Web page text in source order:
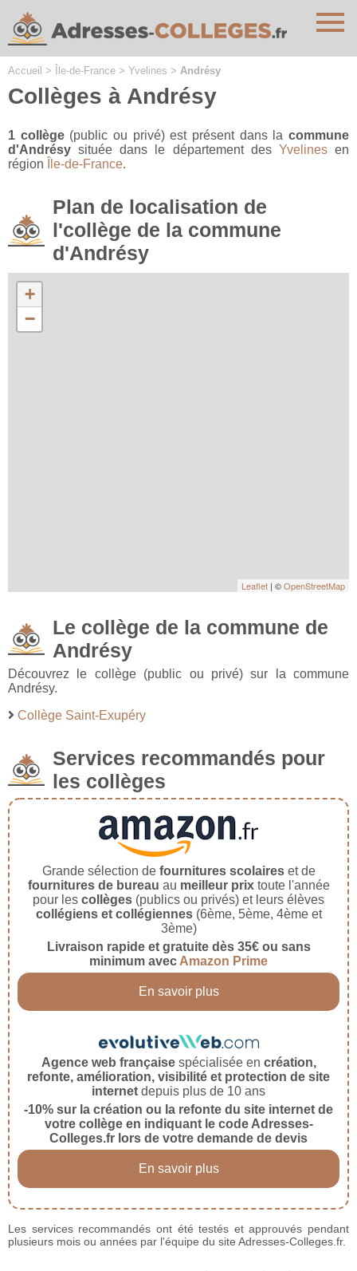
Accueil > Île-de-France > Yvelines > Andrésy
Collèges à Andrésy
1 collège(public ou privé) est présent dans lacommune
d'Andrésy située dans le département des Yvelinesen
région
Île-de-France.
Plan de localisation de
l'collège de la commune
d'Andrésy
+
−
Leaflet | ©OpenStreetMap
Le collège de la commune de
Andrésy
Découvrez le collège (public ou privé) sur la commune
Andrésy.
Collège Saint-Exupéry
Services recommandés pour
les collèges
Grande sélection de fournitures scolaireset de
fournitures de bureau au meilleur prixtoute l'année
pour les collèges (publics ou privés) et leurs élèves
collégiens et collégiennes(6ème, 5ème, 4ème et
3ème)
Livraison rapide et gratuite dès 35€ ou sans
minimum avec Amazon Prime
En savoir plus
Agence web françaisespécialisée en création,
refonte, amélioration, visibilité et protection de site
internet depuis plus de 10 ans
-10% sur la création ou la refonte du site internet de
votre collège en indiquant le code Adresses-
Colleges.fr lors de votre demande de devis
En savoir plus
Les services recommandés ont été testés et approuvés pendant
plusieurs mois ou années par l'équipe du site Adresses-Colleges.fr.